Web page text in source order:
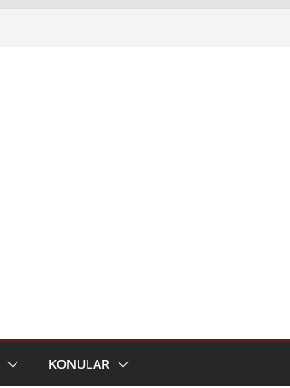
KONULAR